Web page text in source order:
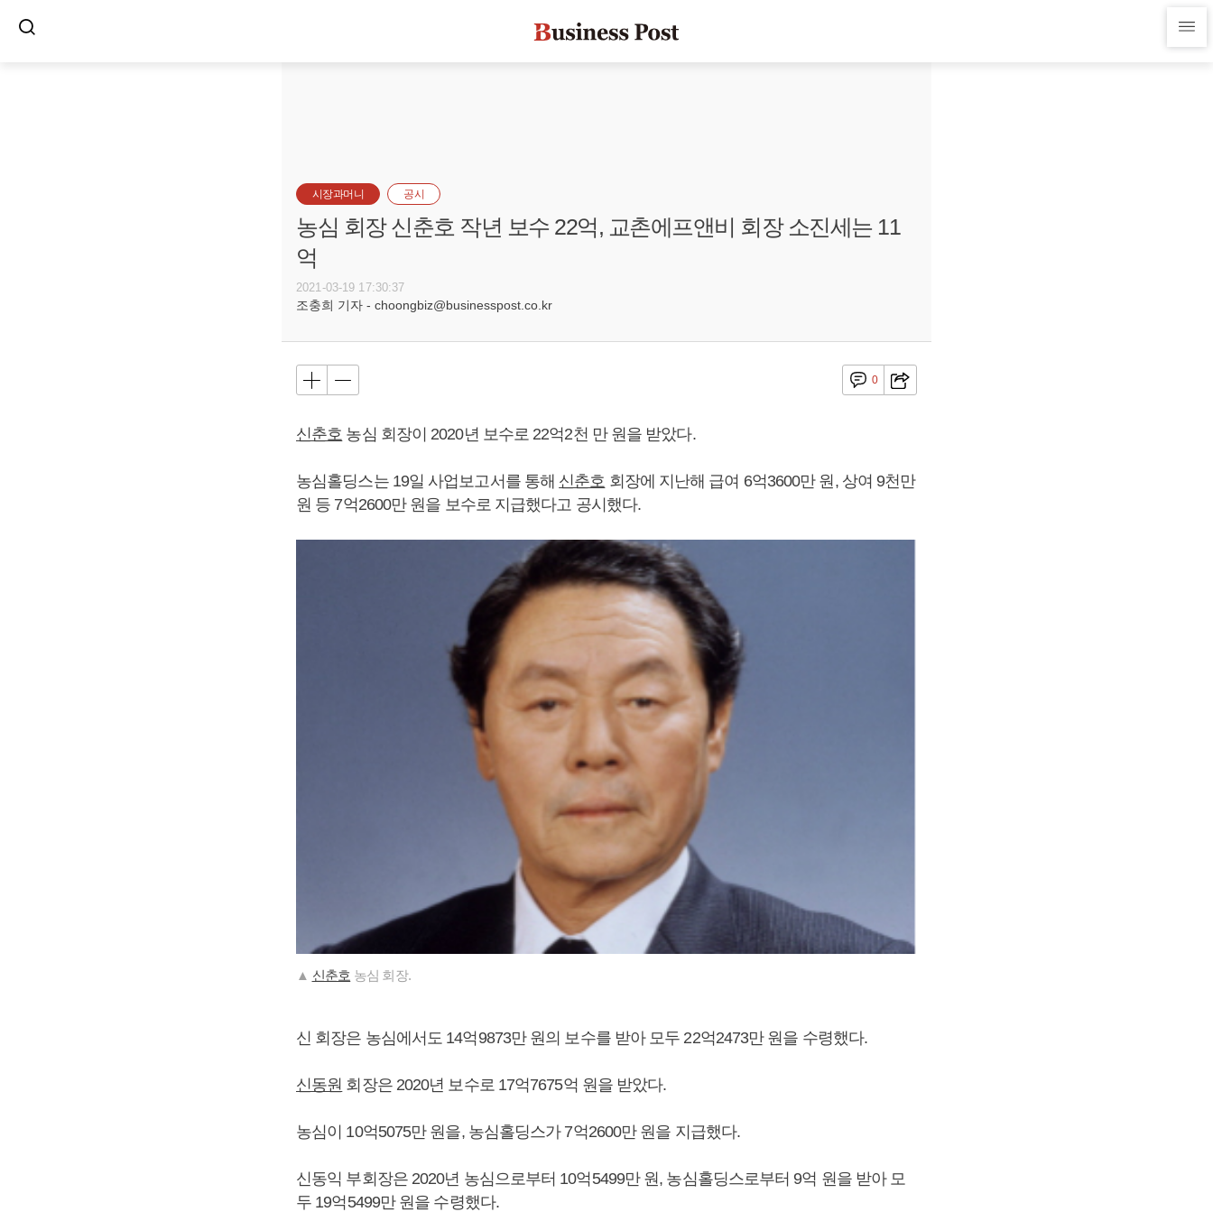
시장과머니 공시
농심 회장 신춘호 작년 보수 22억, 교촌에프앤비 회장 소진세는 11
억
2021-03-19 17:30:37
조충희 기자 - choongbiz@businesspost.co.kr
0
신춘호 농심 회장이 2020년 보수로 22억2천 만 원을 받았다.
농심홀딩스는 19일 사업보고서를 통해 신춘호 회장에 지난해 급여 6억3600만 원, 상여 9천만
원 등 7억2600만 원을 보수로 지급했다고 공시했다.
▲ 신춘호 농심 회장.
신 회장은 농심에서도 14억9873만 원의 보수를 받아 모두 22억2473만 원을 수령했다.
신동원 회장은 2020년 보수로 17억7675억 원을 받았다.
농심이 10억5075만 원을, 농심홀딩스가 7억2600만 원을 지급했다.
신동익 부회장은 2020년 농심으로부터 10억5499만 원, 농심홀딩스로부터 9억 원을 받아 모
두 19억5499만 원을 수령했다.